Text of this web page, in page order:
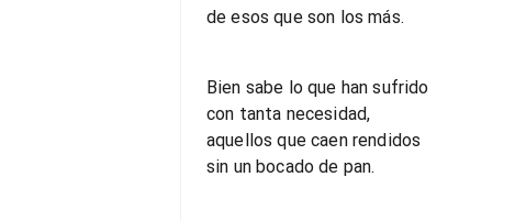
de esos que son los más.
Bien sabe lo que han sufrido
con tanta necesidad,
aquellos que caen rendidos
sin un bocado de pan.